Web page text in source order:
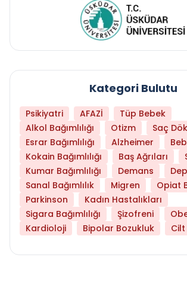
Kategori Bulutu
Psikiyatri AFAZİ
Tüp Bebek
Alkol Bağımlılığı
Otizm
Saç
Esrar Bağımlılığı
Alzheimer
Kokain Bağımlılığı
Baş Ağrıları
Kumar Bağımlılığı
Demans
Sanal Bağımlılık
Migren
Opiat
Parkinson
Kadın Hastalıkları
Sigara Bağımlılığı
Şizofreni
Kardioloji
Bipolar Bozukluk Cilt